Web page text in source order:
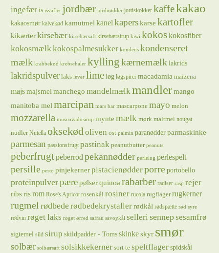
ingefær is isvafler jordbær jordnødder jordskokker kaffekakao
kakaosmør kalvekød kamutmel kanelkaperskarse kartofler
kikærterkirsebær kirsebærsaft kirsebærsirup kiwi kokoskokosfiber
kokosmælkkokospalmesukker kondens kondenseret
mælk krabbekød krebsehaler kylling kærnemælk lakrids
lakridspulver laks lever lime løg løgspirer macadamia maizena
majsmajsmel manchego mandelmælkmandler mango
manitoba mel marcipan mars bar mascarpone mayo melon
mozzarella muscovadosirup mynte mælk mørk maltmel nougat
nudler Nutella oksekødoliven ost palmin paranødder parmaskinke
parmesan passionsfrugt pastinak peanutbutter peanuts
peberfrugtpeberrodpekannødder perleløg perlespelt
persille pesto pinjekerner pistacienødderporre portobello
proteinpulverpære pølser quinoa rabarber radiser rasp rejer
ribs risrom Rose's Apricot rosenkål rosiner rucola rugflager rugkerner
rugmel rødbederødbedekrystallerrødkål rødspætte rød syre
rødvin røget laks røget ørred safran savoykål sellerisennepsesamfrø
sigtemel sild sirup skildpadder - Toms skinke skyr smør
solbær solbærsaft solsikkekerner sort te speltflager spidskål